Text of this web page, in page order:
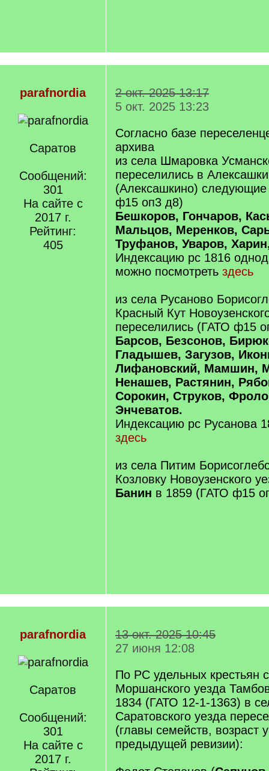
parafnordia
Саратов
Сообщений:
301
На сайте с
2017 г.
Рейтинг:
405
2 окт. 2025 13:17
5 окт. 2025 13:23
Согласно базе
архива
из села Шмаровка
переселились в
(Алексашкино)
ф15 оп3 д8)
Бешкоров, Гончаров,
Мальцов, Меренков,
Труфанов, Уваров,
Индексацию рс 1816
можно посмотреть здесь
из села Русаново
Красный Кут
переселились (ГАТО ф15
Барсов, Безсонов,
Гладышев, Загузов,
Лифановский, Мамшин,
Ненашев, Растянин,
Сорокин, Струков,
Энчеватов.
Индексацию рс Русанова
здесь
из села Питим
Козловку Новоузенского
Банин в 1859 (ГАТО ф15
parafnordia
Саратов
Сообщений:
301
На сайте с
2017 г.
13 окт. 2025 10:45
27 июня 12:08
По РС удельных крестьян
Моршанского уезда
1834 (ГАТО 12-1-1363) в
Саратовского уезда
(главы семейств, возраст
предыдущей ревизии):